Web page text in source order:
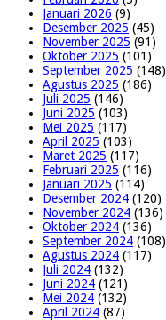
Januari 2026 (9)
Desember 2025 (45)
November 2025 (91)
Oktober 2025 (101)
September 2025 (148)
Agustus 2025 (186)
Juli 2025 (146)
Juni 2025 (103)
Mei 2025 (117)
April 2025 (103)
Maret 2025 (117)
Februari 2025 (116)
Januari 2025 (114)
Desember 2024 (120)
November 2024 (136)
Oktober 2024 (136)
September 2024 (108)
Agustus 2024 (117)
Juli 2024 (132)
Juni 2024 (121)
Mei 2024 (132)
April 2024 (87)